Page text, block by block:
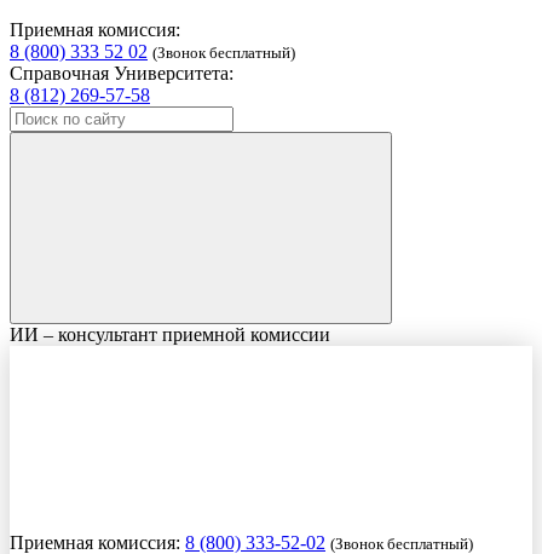
Приемная комиссия:
8 (800) 333 52 02 (Звонок бесплатный)
Справочная Университета:
8 (812) 269-57-58
ИИ – консультант приемной комиссии
Приемная комиссия: 8 (800) 333-52-02 (Звонок бесплатный)